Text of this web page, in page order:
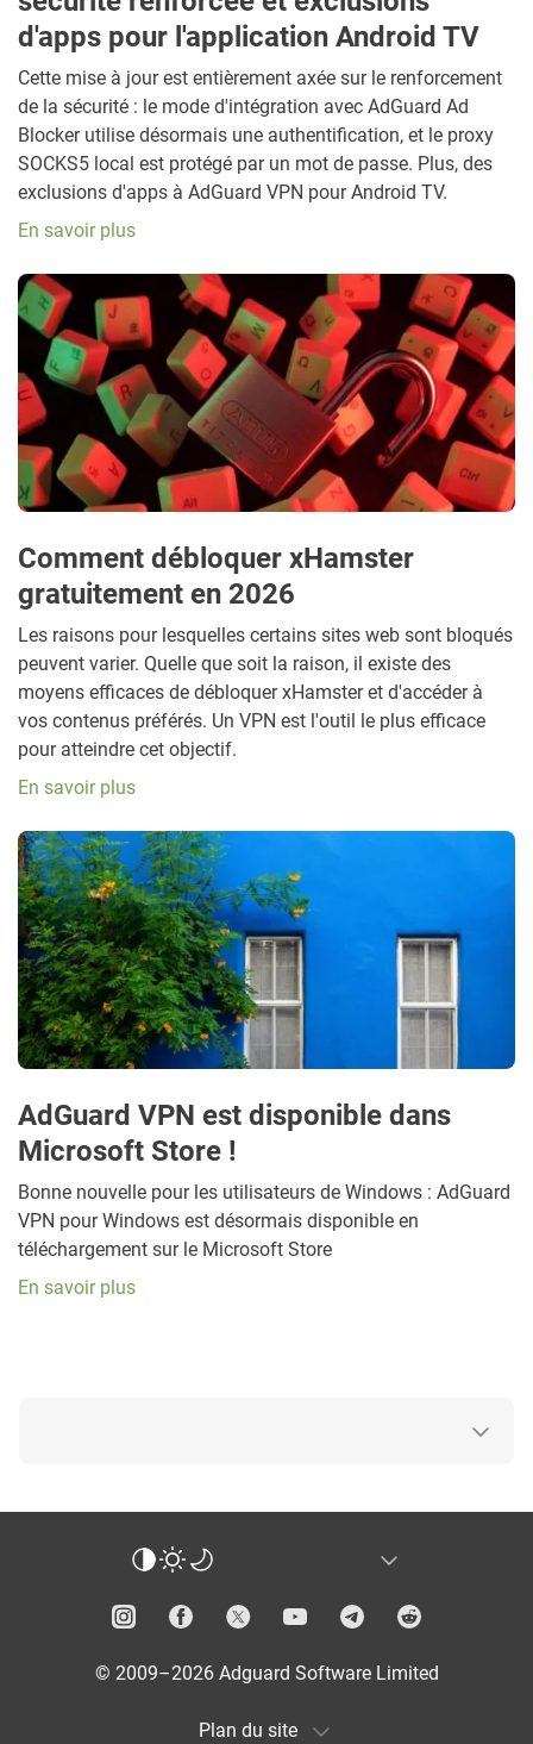
d'apps pour l'application Android TV
Cette mise à jour est entièrement axée sur le renforcement
de la sécurité : le mode d'intégration avec AdGuard Ad
Blocker utilise désormais une authentification, et le proxy
SOCKS5 local est protégé par un mot de passe. Plus, des
exclusions d'apps à AdGuard VPN pour Android TV.
En savoir plus
Comment débloquer xHamster
gratuitement en 2026
Les raisons pour lesquelles certains sites web sont bloqués
peuvent varier. Quelle que soit la raison, il existe des
moyens efficaces de débloquer xHamster et d'accéder à
vos contenus préférés. Un VPN est l'outil le plus efficace
pour atteindre cet objectif.
En savoir plus
AdGuard VPN est disponible dans
Microsoft Store !
Bonne nouvelle pour les utilisateurs de Windows : AdGuard
VPN pour Windows est désormais disponible en
téléchargement sur le Microsoft Store
En savoir plus
© 2009–2026 Adguard Software Limited
Plan du site